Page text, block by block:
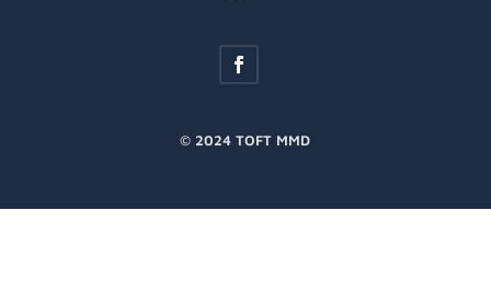
© 2024 TOFT MMD